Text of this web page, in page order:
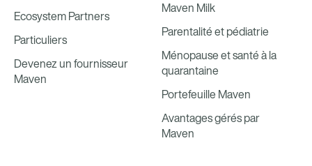
Ecosystem Partners
Particuliers
Devenez un fournisseur
Maven
Maven Milk
Parentalité et pédiatrie
Ménopause et santé à la
quarantaine
Portefeuille Maven
Avantages gérés par
Maven